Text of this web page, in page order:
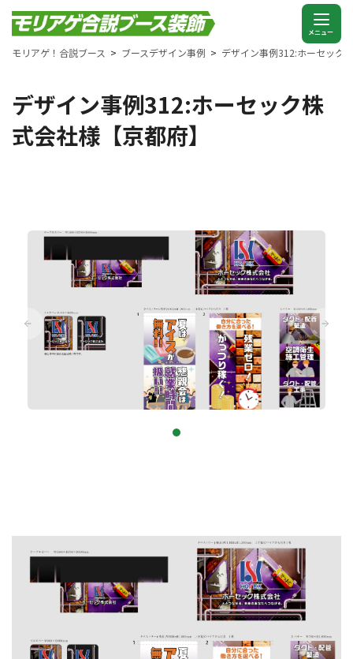
モリアゲ！合説ブース ブースデザイン事例 デザイン事例312:ホーセック
デザイン事例312:ホーセック株
式会社様【京都府】